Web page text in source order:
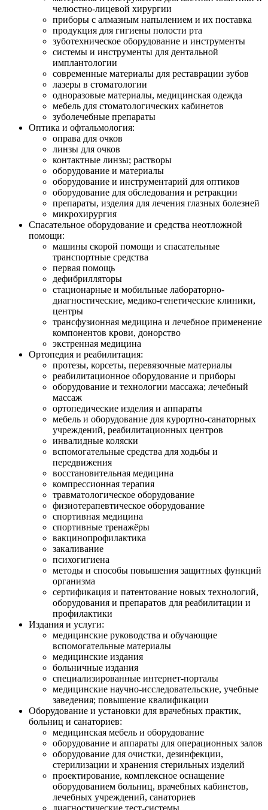
челюстно-лицевой хирургии
приборы с алмазным напылением и их поставка
продукция для гигиены полости рта
зуботехническое оборудование и инструменты
системы и инструменты для дентальной
имплантологии
современные материалы для реставрации зубов
лазеры в стоматологии
одноразовые материалы, медицинская одежда
мебель для стоматологических кабинетов
зуболечебные препараты
Оптика и офтальмология:
оправа для очков
линзы для очков
контактные линзы; растворы
оборудование и материалы
оборудование и инструментарий для оптиков
оборудование для обследования и ретракции
препараты, изделия для лечения глазных болезней
микрохирургия
Спасательное оборудование и средства неотложной
помощи:
машины скорой помощи и спасательные
транспортные средства
первая помощь
дефибрилляторы
стационарные и мобильные лабораторно-
диагностические, медико-генетические клиники,
центры
трансфузионная медицина и лечебное применение
компонентов крови, донорство
экстренная медицина
Ортопедия и реабилитация:
протезы, корсеты, перевязочные материалы
реабилитационное оборудование и приборы
оборудование и технологии массажа; лечебный
массаж
ортопедические изделия и аппараты
мебель и оборудование для курортно-санаторных
учреждений, реабилитационных центров
инвалидные коляски
вспомогательные средства для ходьбы и
передвижения
восстановительная медицина
компрессионная терапия
травматологическое оборудование
физиотерапевтическое оборудование
спортивная медицина
спортивные тренажёры
вакцинопрофилактика
закаливание
психогигиена
методы и способы повышения защитных функций
организма
сертификация и патентование новых технологий,
оборудования и препаратов для реабилитации и
профилактики
Издания и услуги:
медицинские руководства и обучающие
вспомогательные материалы
медицинские издания
больничные издания
специализированные интернет-порталы
медицинские научно-исследовательские, учебные
заведения; повышение квалификации
Оборудование и установки для врачебных практик,
больниц и санаториев:
медицинская мебель и оборудование
оборудование и аппараты для операционных залов
оборудование для очистки, дезинфекции,
стерилизации и хранения стерильных изделий
проектирование, комплексное оснащение
оборудованием больниц, врачебных кабинетов,
лечебных учреждений, санаториев
диагностические тест-системы